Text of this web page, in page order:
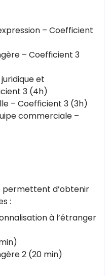
– Coefficient
– Coefficient 3
et
3 (4h)
– Coefficient 3 (3h)
commerciale –
permettent d’obtenir
:
à l’étranger
2 (20 min)